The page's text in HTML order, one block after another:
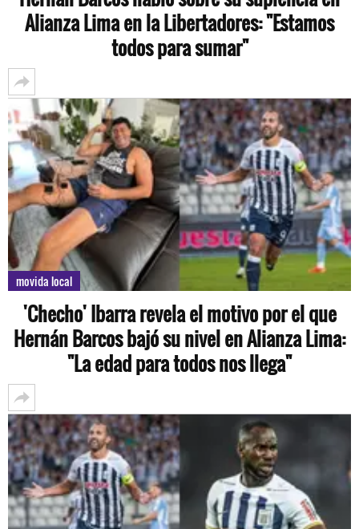
Alianza Lima en la Libertadores: "Estamos
todos para sumar"
movida local
'Checho' Ibarra revela el motivo por el que
Hernán Barcos bajó su nivel en Alianza Lima:
"La edad para todos nos llega"